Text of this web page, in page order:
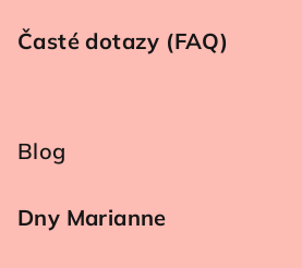
Časté dotazy (FAQ)
Blog
Dny Marianne